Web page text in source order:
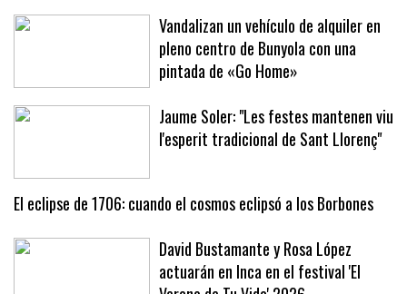
Vandalizan un vehículo de alquiler en
pleno centro de Bunyola con una
pintada de «Go Home»
Jaume Soler: "Les festes mantenen viu
l'esperit tradicional de Sant Llorenç"
El eclipse de 1706: cuando el cosmos eclipsó a los Borbones
David Bustamante y Rosa López
actuarán en Inca en el festival 'El